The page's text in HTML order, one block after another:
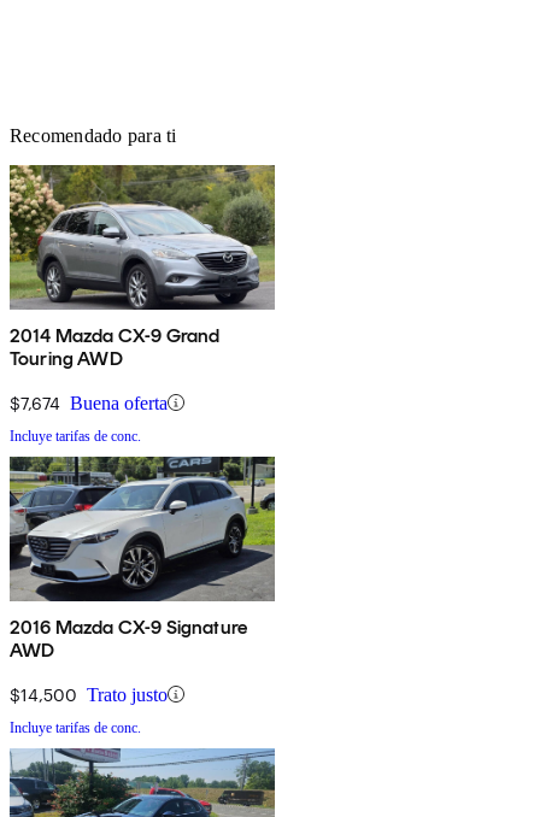
Recomendado para ti
2014 Mazda CX-9 Grand
Touring AWD
$7,674 Buena oferta
Incluye tarifas de conc.
2016 Mazda CX-9 Signature
AWD
$14,500 Trato justo
Incluye tarifas de conc.